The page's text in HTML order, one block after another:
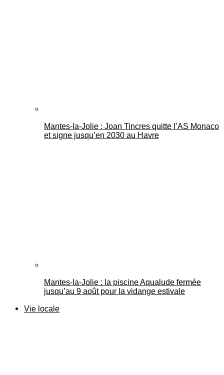
Mantes-la-Jolie : Joan Tincres quitte l’AS Monaco
et signe jusqu’en 2030 au Havre
Mantes-la-Jolie : la piscine Aqualude fermée
jusqu’au 9 août pour la vidange estivale
Vie locale